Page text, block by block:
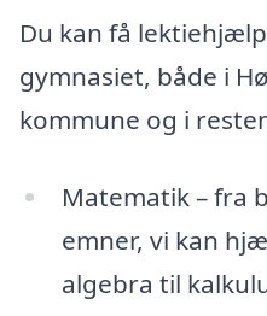
Du kan få
gymnasiet, både i
kommune og i
Matematik – fra
emner, vi kan
algebra til